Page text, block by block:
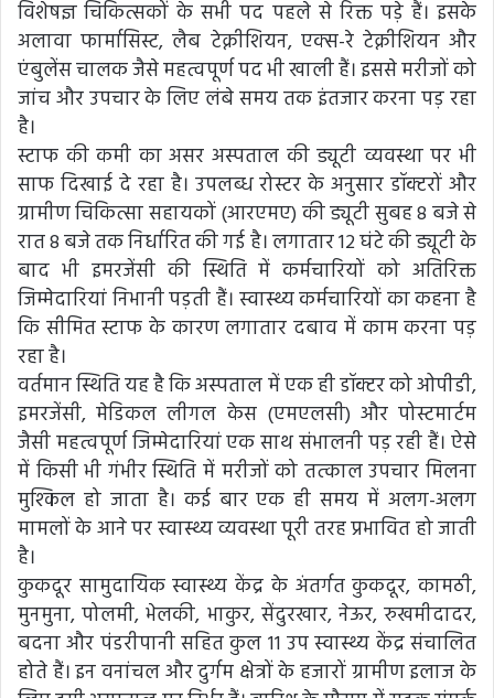
विशेषज्ञ चिकित्सकों के सभी पद पहले से रिक्त पड़े हैं। इसके
अलावा फार्मासिस्ट, लैब टेक्नीशियन, एक्स-रे टेक्नीशियन और
एंबुलेंस चालक जैसे महत्वपूर्ण पद भी खाली हैं। इससे मरीजों को
जांच और उपचार के लिए लंबे समय तक इंतजार करना पड़ रहा
है।
स्टाफ की कमी का असर अस्पताल की ड्यूटी व्यवस्था पर भी
साफ दिखाई दे रहा है। उपलब्ध रोस्टर के अनुसार डॉक्टरों और
ग्रामीण चिकित्सा सहायकों (आरएमए) की ड्यूटी सुबह 8 बजे से
रात 8 बजे तक निर्धारित की गई है। लगातार 12 घंटे की ड्यूटी के
बाद भी इमरजेंसी की स्थिति में कर्मचारियों को अतिरिक्त
जिम्मेदारियां निभानी पड़ती हैं। स्वास्थ्य कर्मचारियों का कहना है
कि सीमित स्टाफ के कारण लगातार दबाव में काम करना पड़
रहा है।
वर्तमान स्थिति यह है कि अस्पताल में एक ही डॉक्टर को ओपीडी,
इमरजेंसी, मेडिकल लीगल केस (एमएलसी) और पोस्टमार्टम
जैसी महत्वपूर्ण जिम्मेदारियां एक साथ संभालनी पड़ रही हैं। ऐसे
में किसी भी गंभीर स्थिति में मरीजों को तत्काल उपचार मिलना
मुश्किल हो जाता है। कई बार एक ही समय में अलग-अलग
मामलों के आने पर स्वास्थ्य व्यवस्था पूरी तरह प्रभावित हो जाती
है।
कुकदूर सामुदायिक स्वास्थ्य केंद्र के अंतर्गत कुकदूर, कामठी,
मुनमुना, पोलमी, भेलकी, भाकुर, सेंदुरखार, नेऊर, रुखमीदादर,
बदना और पंडरीपानी सहित कुल 11 उप स्वास्थ्य केंद्र संचालित
होते हैं। इन वनांचल और दुर्गम क्षेत्रों के हजारों ग्रामीण इलाज के